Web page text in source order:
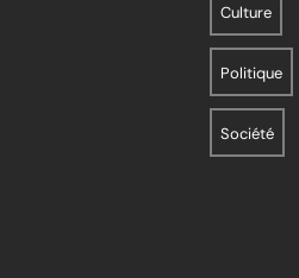
Culture
Politique
Société